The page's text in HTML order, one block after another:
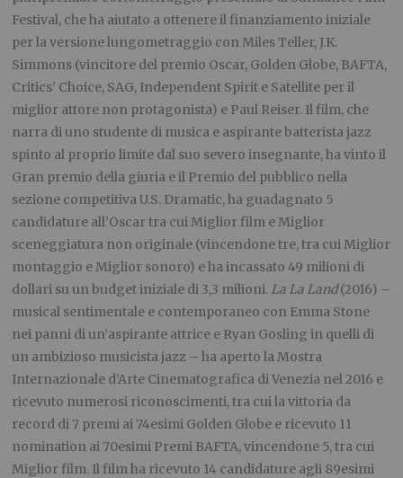
Festival, che ha aiutato a ottenere il finanziamento iniziale
per la versione lungometraggio con Miles Teller, J.K.
Simmons (vincitore del premio Oscar, Golden Globe, BAFTA,
Critics’ Choice, SAG, Independent Spirit e Satellite per il
miglior attore non protagonista) e Paul Reiser. Il film, che
narra di uno studente di musica e aspirante batterista jazz
spinto al proprio limite dal suo severo insegnante, ha vinto il
Gran premio della giuria e il Premio del pubblico nella
sezione competitiva U.S. Dramatic, ha guadagnato 5
candidature all’Oscar tra cui Miglior film e Miglior
sceneggiatura non originale (vincendone tre, tra cui Miglior
montaggio e Miglior sonoro) e ha incassato 49 milioni di
dollari su un budget iniziale di 3,3 milioni. La La Land(2016) –
musical sentimentale e contemporaneo con Emma Stone
nei panni di un’aspirante attrice e Ryan Gosling in quelli di
un ambizioso musicista jazz – ha aperto la Mostra
Internazionale d’Arte Cinematografica di Venezia nel 2016 e
ricevuto numerosi riconoscimenti, tra cui la vittoria da
record di 7 premi ai 74esimi Golden Globe e ricevuto 11
nomination ai 70esimi Premi BAFTA, vincendone 5, tra cui
Miglior film. Il film ha ricevuto 14 candidature agli 89esimi